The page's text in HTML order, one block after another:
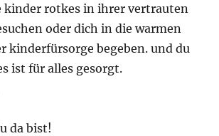
kinder rotkes in ihrer vertrauten
oder dich in die warmen
kinderfürsorge begeben. und du
ist für alles gesorgt.
da bist!